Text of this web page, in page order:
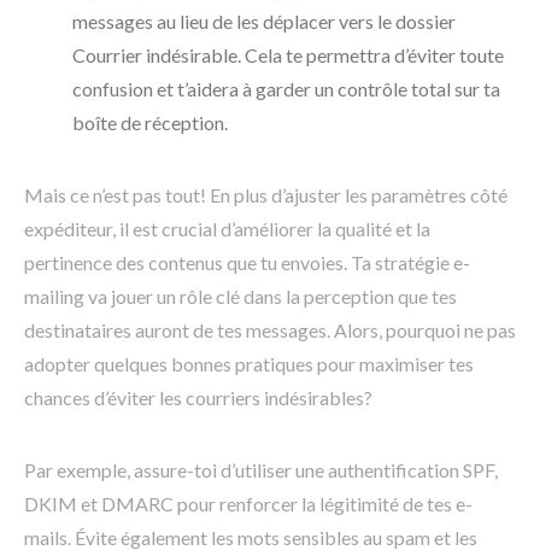
messages au lieu de les déplacer vers le dossier
Courrier indésirable. Cela te permettra d’éviter toute
confusion et t’aidera à garder un contrôle total sur ta
boîte de réception.
Mais ce n’est pas tout! En plus d’ajuster les paramètres côté
expéditeur, il est crucial d’améliorer la qualité et la
pertinence des contenus que tu envoies. Ta stratégie e-
mailing va jouer un rôle clé dans la perception que tes
destinataires auront de tes messages. Alors, pourquoi ne pas
adopter quelques bonnes pratiques pour maximiser tes
chances d’éviter les courriers indésirables?
Par exemple, assure-toi d’utiliser une authentification SPF,
DKIM et DMARC pour renforcer la légitimité de tes e-
mails. Évite également les mots sensibles au spam et les